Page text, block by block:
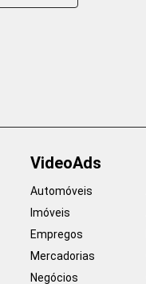
VideoAds
Automóveis
Imóveis
Empregos
Mercadorias
Negócios